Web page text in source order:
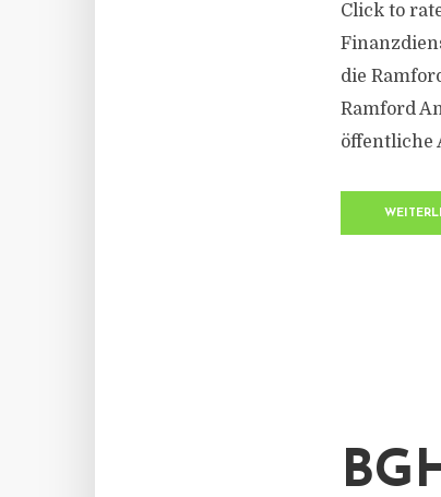
Click to
die
Ramford
öffentliche